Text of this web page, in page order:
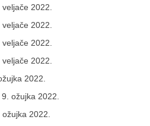
2022.
2022.
2022.
2022.
2022.
ožujka 2022.
2022.